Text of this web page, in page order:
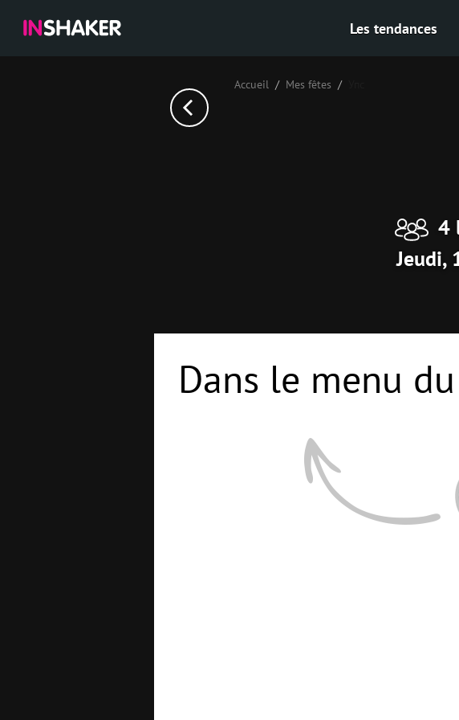
Les tendances
Accueil Mes fêtes
4
Jeudi,
Dans le menu